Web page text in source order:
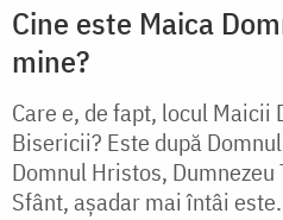
Cine este Maica
mine?
Care e, de fapt, locul
Bisericii? Este după
Domnul Hristos,
Sfânt, așadar mai întâi